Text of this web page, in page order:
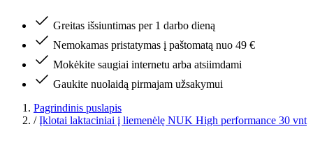
Greitas išsiuntimas per 1 darbo dieną
Nemokamas pristatymas į paštomatą nuo 49 €
Mokėkite saugiai internetu arba atsiimdami
Gaukite nuolaidą pirmajam užsakymui
Pagrindinis puslapis
/ Įklotai laktaciniai į liemenėlę NUK High performance 30 vnt